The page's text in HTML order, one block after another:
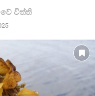
විත්ති